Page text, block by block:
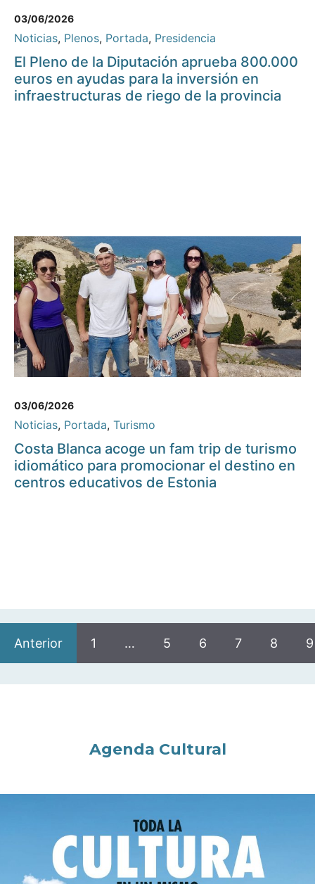
03/06/2026
Noticias, Plenos, Portada, Presidencia
El Pleno de la Diputación aprueba 800.000
euros en ayudas para la inversión en
infraestructuras de riego de la provincia
03/06/2026
Noticias, Portada, Turismo
Costa Blanca acoge un fam trip de turismo
idiomático para promocionar el destino en
centros educativos de Estonia
Anterior 1 … 5 6 7 8 9
Agenda Cultural